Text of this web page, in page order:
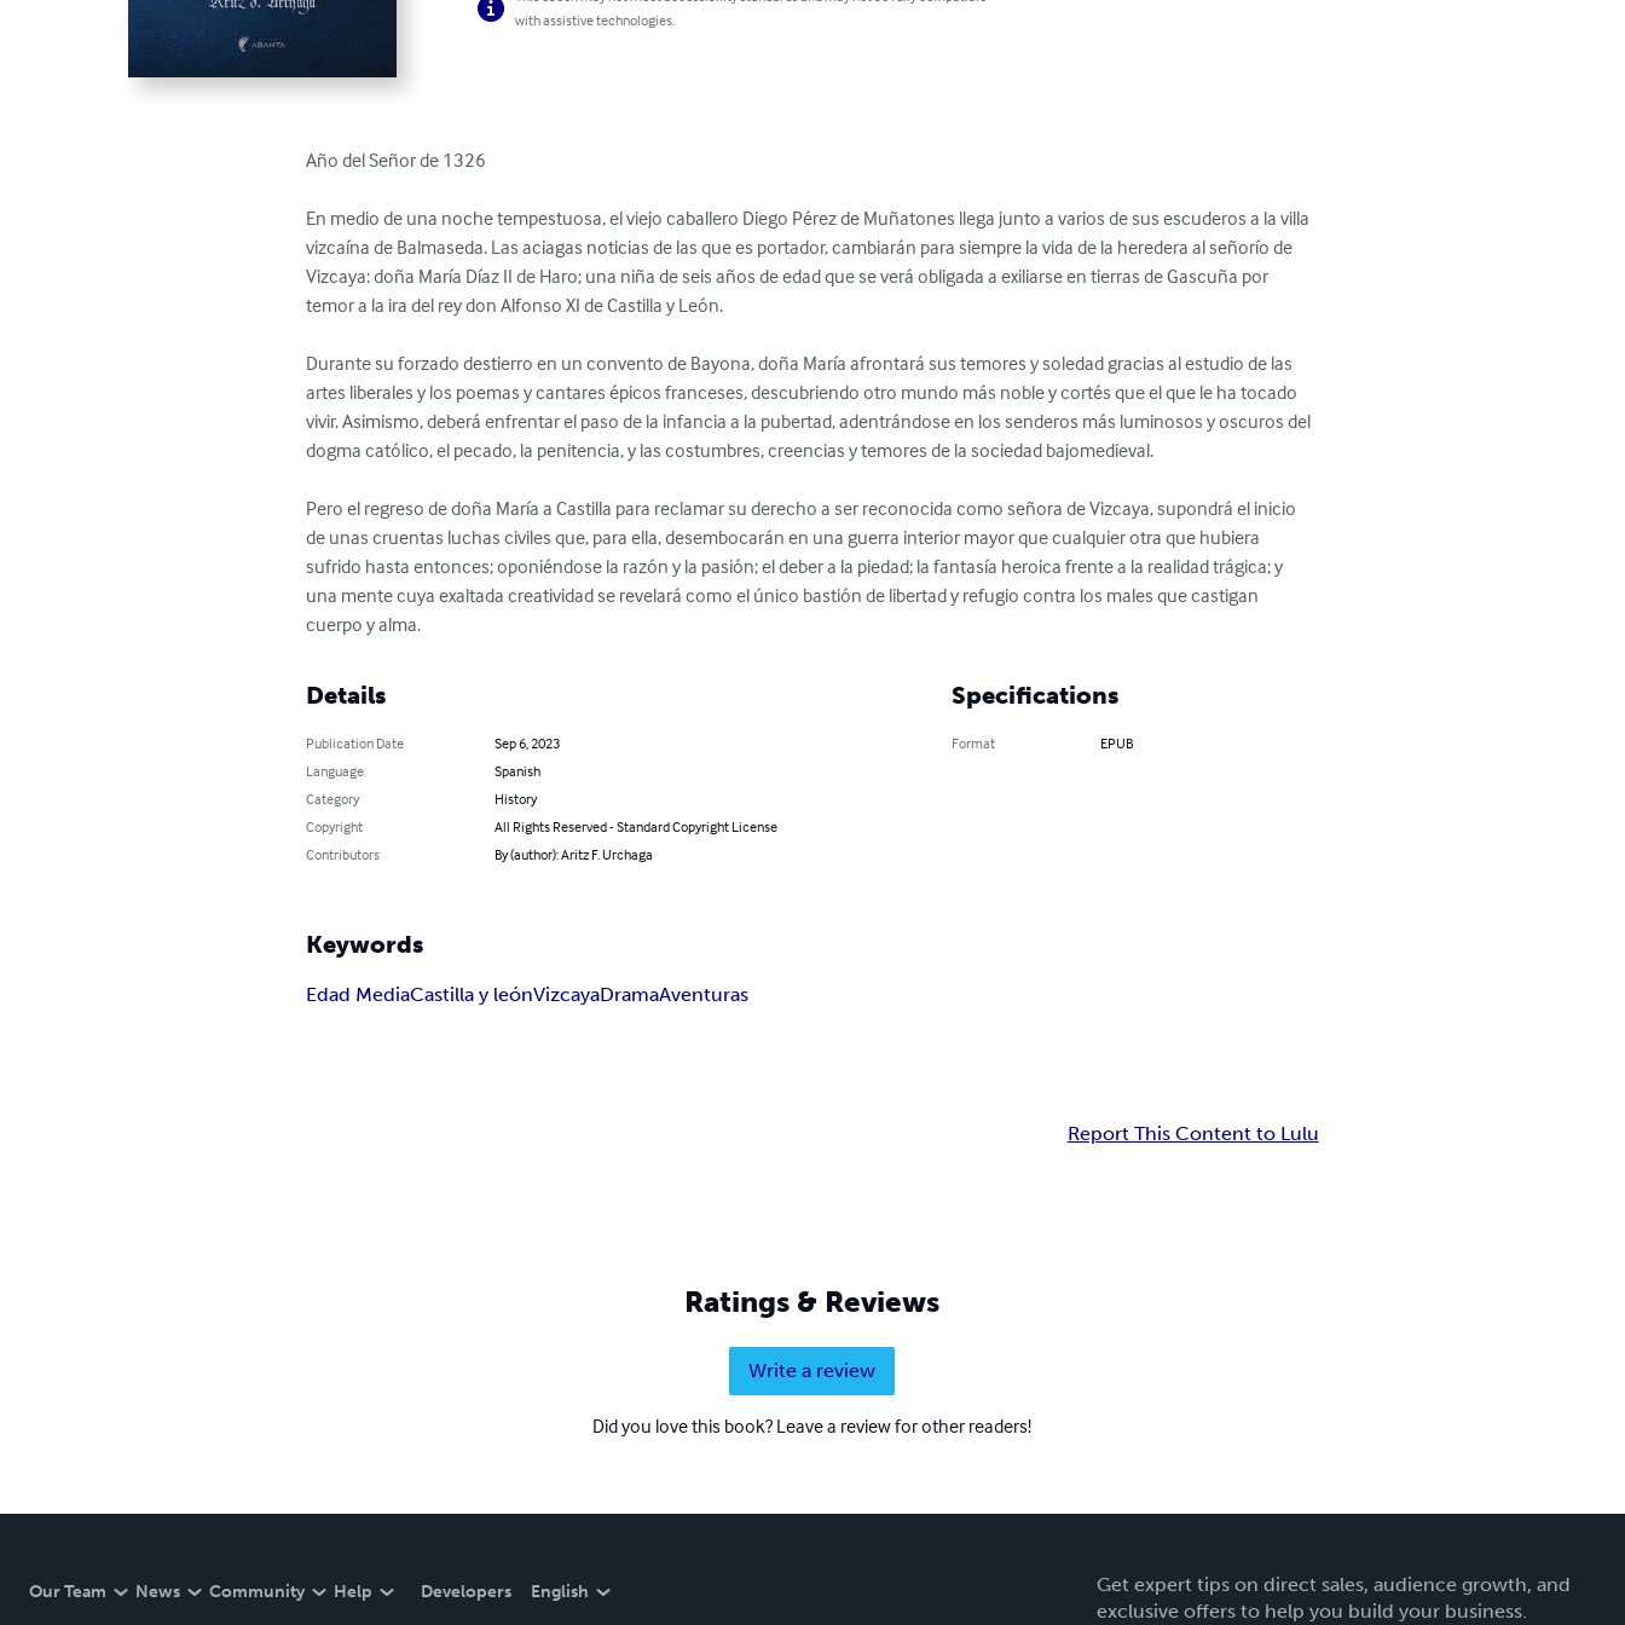
with assistive technologies.
Año del Señor de 1326
En medio de una noche tempestuosa, el viejo caballero Diego Pérez de Muñatones llega junto a varios de sus escuderos a la villa
vizcaína de Balmaseda. Las aciagas noticias de las que es portador, cambiarán para siempre la vida de la heredera al señorío de
Vizcaya: doña María Díaz II de Haro; una niña de seis años de edad que se verá obligada a exiliarse en tierras de Gascuña por
temor a la ira del rey don Alfonso XI de Castilla y León.
Durante su forzado destierro en un convento de Bayona, doña María afrontará sus temores y soledad gracias al estudio de las
artes liberales y los poemas y cantares épicos franceses, descubriendo otro mundo más noble y cortés que el que le ha tocado
vivir. Asimismo, deberá enfrentar el paso de la infancia a la pubertad, adentrándose en los senderos más luminosos y oscuros del
dogma católico, el pecado, la penitencia, y las costumbres, creencias y temores de la sociedad bajomedieval.
Pero el regreso de doña María a Castilla para reclamar su derecho a ser reconocida como señora de Vizcaya, supondrá el inicio
de unas cruentas luchas civiles que, para ella, desembocarán en una guerra interior mayor que cualquier otra que hubiera
sufrido hasta entonces; oponiéndose la razón y la pasión; el deber a la piedad; la fantasía heroica frente a la realidad trágica; y
una mente cuya exaltada creatividad se revelará como el único bastión de libertad y refugio contra los males que castigan
cuerpo y alma.
Details
Publication Date
Sep 6, 2023
Language
Spanish
Category
History
Copyright
All Rights Reserved - Standard Copyright License
Contributors
By (author): Aritz F. Urchaga
Specifications
Format EPUB
Keywords
Edad MediaCastilla y leónVizcayaDramaAventuras
Report This Content to Lulu
Ratings & Reviews
Write a review
Did you love this book? Leave a review for other readers!
Our Team News Community Help Developers English
Get expert tips on direct sales, audience growth, and
exclusive offers to help you build your business.